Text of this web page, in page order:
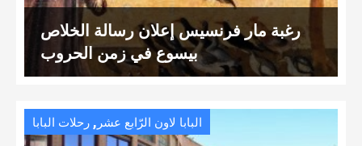
رغبة مار فرنسيس إعلان رسالة الخلاص
بيسوع في زمن الحروب
البابا لاون الرّابع عشر , رحلات البابا